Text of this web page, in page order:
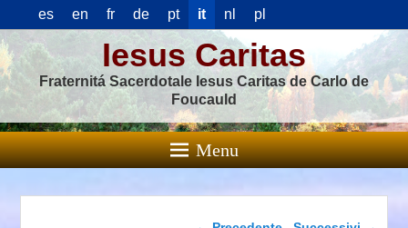
es en fr de pt it nl pl
Iesus Caritas
Fraternitá Sacerdotale Iesus Caritas de Carlo de
Foucauld
Menu
Navigazione articolo